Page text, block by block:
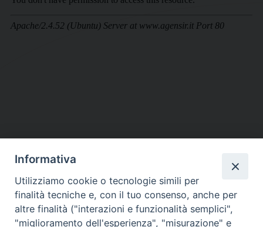
DIOCESI SUBURBICARIA DI ALBANO
Contatti:Tel.: 06.93268401 - Fax.: 06.9323844
E-mail:curia@diocesidialbano.it
Informativa
Utilizziamo cookie o tecnologie simili per
finalità tecniche e, con il tuo consenso, anche per
altre finalità ("interazioni e funzionalità semplici",
"miglioramento dell'esperienza", "misurazione" e